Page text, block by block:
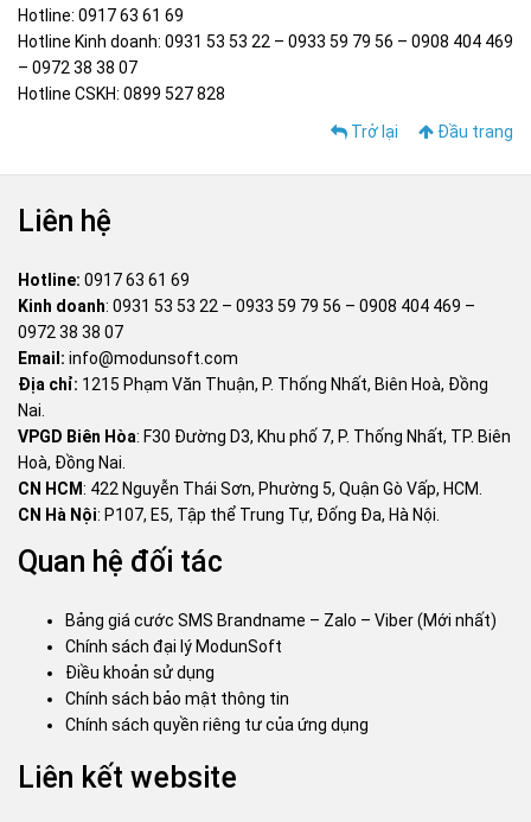
Hotline: 0917 63 61 69
Hotline Kinh doanh: 0931 53 53 22 – 0933 59 79 56 – 0908 404 469
– 0972 38 38 07
Hotline CSKH: 0899 527 828
Trở lại
Đầu trang
Liên hệ
Hotline: 0917 63 61 69
Kinh doanh: 0931 53 53 22 – 0933 59 79 56 – 0908 404 469 –
0972 38 38 07
Email: info@modunsoft.com
Địa chỉ: 1215 Phạm Văn Thuận, P. Thống Nhất, Biên Hoà, Đồng
Nai.
VPGD Biên Hòa: F30 Đường D3, Khu phố 7, P. Thống Nhất, TP. Biên
Hoà, Đồng Nai.
CN HCM: 422 Nguyễn Thái Sơn, Phường 5, Quận Gò Vấp, HCM.
CN Hà Nội: P107, E5, Tập thể Trung Tự, Đống Đa, Hà Nội.
Quan hệ đối tác
Bảng giá cước SMS Brandname – Zalo – Viber (Mới nhất)
Chính sách đại lý ModunSoft
Điều khoản sử dụng
Chính sách bảo mật thông tin
Chính sách quyền riêng tư của ứng dụng
Liên kết website